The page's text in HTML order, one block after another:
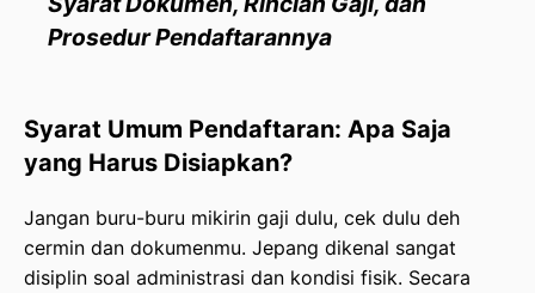
Prosedur Pendaftarannya
Syarat Umum Pendaftaran: Apa Saja
yang Harus Disiapkan?
Jangan buru-buru mikirin gaji dulu, cek dulu deh
cermin dan dokumenmu. Jepang dikenal sangat
disiplin soal administrasi dan kondisi fisik. Secara